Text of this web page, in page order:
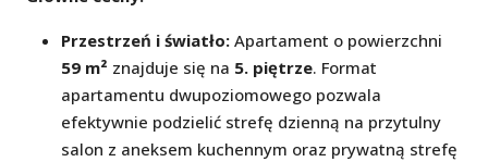
Przestrzeń i światło: Apartament o powierzchni
59 m² znajduje się na 5. piętrze. Format
apartamentu dwupoziomowego pozwala
efektywnie podzielić strefę dzienną na przytulny
salon z aneksem kuchennym oraz prywatną strefę